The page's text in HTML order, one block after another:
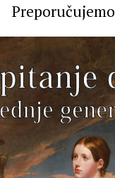
Preporučujemo